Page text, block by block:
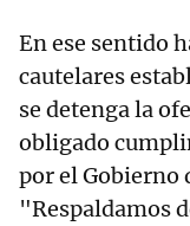
En ese sentido
cautelares
se detenga la
obligado
por el Gobierno
"Respaldamos